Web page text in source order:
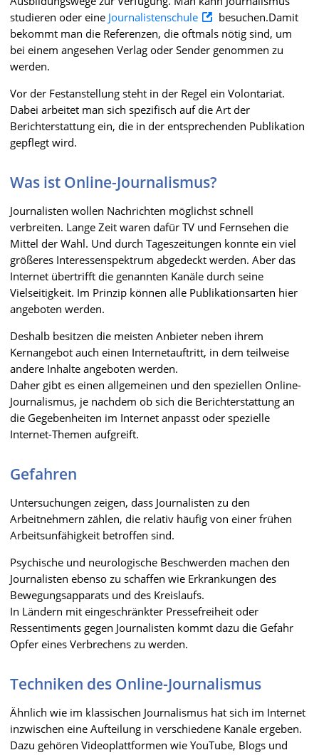
studieren oder eine Journalistenschule
besuchen.Damit
bekommt man die Referenzen, die oftmals nötig sind, um
bei einem angesehen Verlag oder Sender genommen zu
werden.
Vor der Festanstellung steht in der Regel ein Volontariat.
Dabei arbeitet man sich spezifisch auf die Art der
Berichterstattung ein, die in der entsprechenden Publikation
gepflegt wird.
Was ist Online-Journalismus?
Journalisten wollen Nachrichten möglichst schnell
verbreiten. Lange Zeit waren dafür TV und Fernsehen die
Mittel der Wahl. Und durch Tageszeitungen konnte ein viel
größeres Interessenspektrum abgedeckt werden. Aber das
Internet übertrifft die genannten Kanäle durch seine
Vielseitigkeit. Im Prinzip können alle Publikationsarten hier
angeboten werden.
Deshalb besitzen die meisten Anbieter neben ihrem
Kernangebot auch einen Internetauftritt, in dem teilweise
andere Inhalte angeboten werden.
Daher gibt es einen allgemeinen und den speziellen Online-
Journalismus, je nachdem ob sich die Berichterstattung an
die Gegebenheiten im Internet anpasst oder spezielle
Internet-Themen aufgreift.
Gefahren
Untersuchungen zeigen, dass Journalisten zu den
Arbeitnehmern zählen, die relativ häufig von einer frühen
Arbeitsunfähigkeit betroffen sind.
Psychische und neurologische Beschwerden machen den
Journalisten ebenso zu schaffen wie Erkrankungen des
Bewegungsapparats und des Kreislaufs.
In Ländern mit eingeschränkter Pressefreiheit oder
Ressentiments gegen Journalisten kommt dazu die Gefahr
Opfer eines Verbrechens zu werden.
Techniken des Online-Journalismus
Ähnlich wie im klassischen Journalismus hat sich im Internet
inzwischen eine Aufteilung in verschiedene Kanäle ergeben.
Dazu gehören Videoplattformen wie YouTube, Blogs und